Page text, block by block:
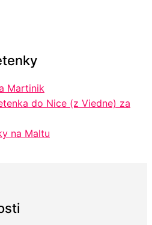
Martinik
do Nice (z Viedne) za
na Maltu